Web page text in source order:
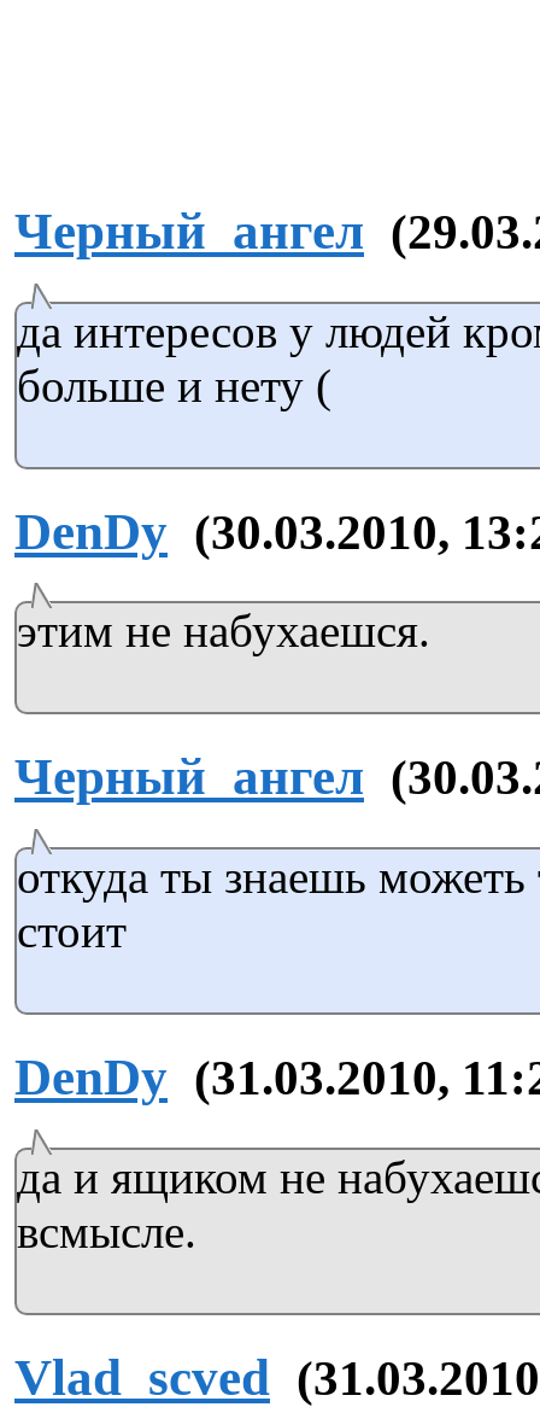
Черный_ангел
да интересов у людей
больше и нету (
DenDy (30.03.2010,
этим не набухаешся.
Черный_ангел
откуда ты знаешь
стоит
DenDy (31.03.2010,
да и ящиком не
всмысле.
Vlad_scved